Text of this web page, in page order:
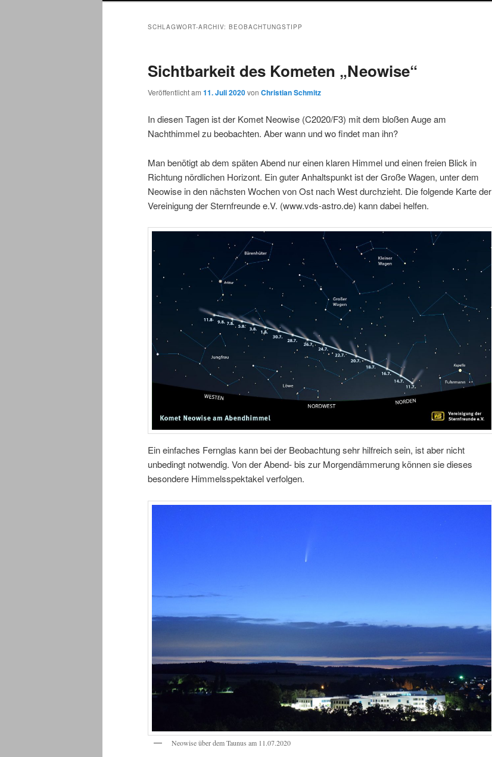
SCHLAGWORT-ARCHIV: BEOBACHTUNGSTIPP
Sichtbarkeit des Kometen „Neowise“
Veröffentlicht am 11. Juli 2020von Christian Schmitz
In diesen Tagen ist der Komet Neowise (C2020/F3) mit dem bloßen Auge am
Nachthimmel zu beobachten. Aber wann und wo findet man ihn?
Man benötigt ab dem späten Abend nur einen klaren Himmel und einen freien Blick in
Richtung nördlichen Horizont. Ein guter Anhaltspunkt ist der Große Wagen, unter dem
Neowise in den nächsten Wochen von Ost nach West durchzieht. Die folgende Karte der
Vereinigung der Sternfreunde e.V. (www.vds-astro.de) kann dabei helfen.
Ein einfaches Fernglas kann bei der Beobachtung sehr hilfreich sein, ist aber nicht
unbedingt notwendig. Von der Abend- bis zur Morgendämmerung können sie dieses
besondere Himmelsspektakel verfolgen.
Neowise über dem Taunus am 11.07.2020